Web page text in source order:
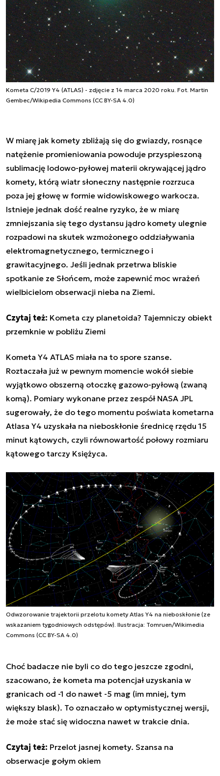
Kometa C/2019 Y4 (ATLAS) - zdjęcie z 14 marca 2020 roku. Fot. Martin
Gembec/Wikipedia Commons (CC BY-SA 4.0)
W miarę jak komety zbliżają się do gwiazdy, rosnące
natężenie promieniowania powoduje przyspieszoną
sublimację lodowo-pyłowej materii okrywającej jądro
komety, którą wiatr słoneczny następnie rozrzuca
poza jej głowę w formie widowiskowego warkocza.
Istnieje jednak dość realne ryzyko, że w miarę
zmniejszania się tego dystansu jądro komety ulegnie
rozpadowi na skutek wzmożonego oddziaływania
elektromagnetycznego, termicznego i
grawitacyjnego. Jeśli jednak przetrwa bliskie
spotkanie ze Słońcem, może zapewnić moc wrażeń
wielbicielom obserwacji nieba na Ziemi.
Czytaj też: Kometa czy planetoida? Tajemniczy obiekt
przemknie w pobliżu Ziemi
Kometa Y4 ATLAS miała na to spore szanse.
Roztaczała już w pewnym momencie wokół siebie
wyjątkowo obszerną otoczkę gazowo-pyłową (zwaną
komą). Pomiary wykonane przez zespół NASA JPL
sugerowały, że do tego momentu poświata kometarna
Atlasa Y4 uzyskała na nieboskłonie średnicę rzędu 15
minut kątowych, czyli równowartość połowy rozmiaru
kątowego tarczy Księżyca.
Odwzorowanie trajektorii przelotu komety Atlas Y4 na nieboskłonie (ze
wskazaniem tygodniowych odstępów). Ilustracja: Tomruen/Wikimedia
Commons (CC BY-SA 4.0)
Choć badacze nie byli co do tego jeszcze zgodni,
szacowano, że kometa ma potencjał uzyskania w
granicach od -1 do nawet -5 mag (im mniej, tym
większy blask). To oznaczało w optymistycznej wersji,
że może stać się widoczna nawet w trakcie dnia.
Czytaj też: Przelot jasnej komety. Szansa na
obserwacje gołym okiem